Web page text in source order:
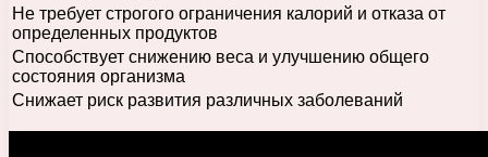
Не требует строгого ограничения калорий и отказа от
определенных продуктов
Способствует снижению веса и улучшению общего
состояния организма
Снижает риск развития различных заболеваний